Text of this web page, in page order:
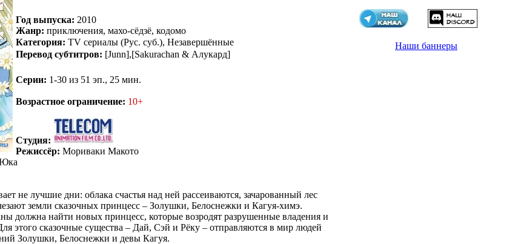
Год выпуска: 2010
Жанр: приключения, махо-сёдзё, кодомо
Категория: TV сериалы (Рус. суб.), Незавершённые
Перевод субтитров: [Junn],[Sakurachan & Алукард]
Серии: 1-30 из 51 эп., 25 мин.
Возрастное ограничение: 10+
Студия:
Режиссёр: Мориваки Макото
не лучшие дни: облака счастья над ней рассеиваются, зачарованный лес
земли сказочных принцесс – Золушки, Белоснежки и Кагуя-химэ.
должна найти новых принцесс, которые возродят разрушенные владения и
этого сказочные существа – Дай, Сэй и Рёку – отправляются в мир людей
Золушки, Белоснежки и девы Кагуя.
Наши баннеры